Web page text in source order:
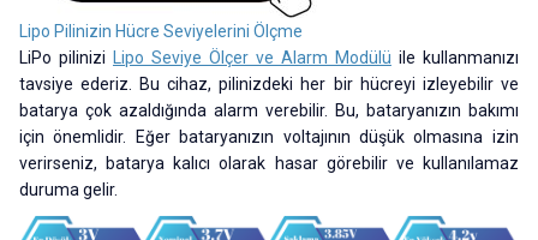
Lipo Pilinizin Hücre Seviyelerini Ölçme
LiPo pilinizi
Lipo Seviye Ölçer ve Alarm Modülü ile kullanmanızı
tavsiye ederiz. Bu cihaz, pilinizdeki her bir hücreyi izleyebilir ve
batarya çok azaldığında alarm verebilir. Bu, bataryanızın bakımı
için önemlidir. Eğer bataryanızın voltajının düşük olmasına izin
verirseniz, batarya kalıcı olarak hasar görebilir ve kullanılamaz
duruma gelir.